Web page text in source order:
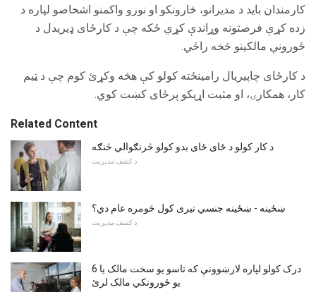
کارمندان باید د مدیرانو، څارونکو او نورو واکمنو اشخاصو لپاره د
زده کړې فرصتونه وړاندې کړي ځکه چې د کارځای ډیریدل د
ځورونې مالکینو څخه راځي.
د کارځای چاپیریال رامینځته کولو کې هڅه وکړئ کوم چې د ټیم
کار، همکارۍ، او مثبت اړیکو پرځای کښت کوي.
Related Content
د کار کولو د ځای ځای بدو کولو څرنګوالي څنګه
د کشف مدیریت
ښځینه - ښځینه جنسي تیری کول څومره عام دي؟
د کشف مدیریت
6 درک کولو لپاره لارښوونې که تاسو یو سخت مالک یا
یو ځورونکي مالک لرئ